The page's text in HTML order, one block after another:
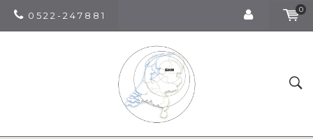
0 5 2 2 - 2 4 7 8 8 1
0